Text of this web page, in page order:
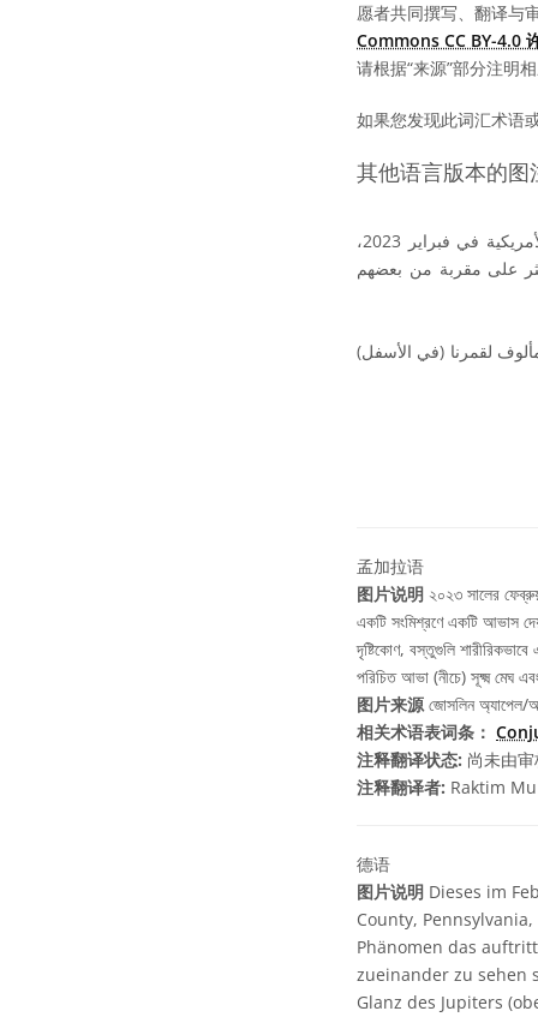
愿者共同撰写、翻译与
Commons CC BY-4.0
请根据“来源”部分注明
如果您发现此词汇术语
其他语言版本的图
التُقطت هذه الصورة بهاتف ذكي ، فوق سماء مقاطعة لوزرن، بنسلفانيا، الولايات المتحدة الأمريكية في فبراير 2023،
على مقربة من بعضهم
لقمرنا (في الأسفل)
孟加拉语
图片说明 ২০২৩ সালের
একটি সংমিশ্রণে একটি আভাস
দৃষ্টিকোণ, বস্তুগুলি
পরিচিত আভা (নীচে) সূক্ষ্ম মেঘ
图片来源জোসলিন
相关术语表词条：
注释翻译状态: 尚未由
注释翻译者: Raktim
德语
图片说明 Dieses im
County,
Phänomen das
zueinander zu sehen
Glanz des Jupiters